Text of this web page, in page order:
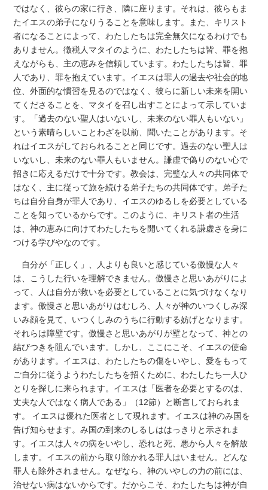
ではなく、彼らの家に行き、隣に座ります。それは、彼らもま
たイエスの弟子になりうることを意味します。また、キリスト
者になることによって、わたしたちは完全無欠になるわけでも
ありません。徴税人マタイのように、わたしたちは皆、罪を抱
えながらも、主の恵みを信頼しています。わたしたちは皆、罪
人であり、罪を抱えています。イエスは罪人の過去や社会的地
位、外面的な慣習を見るのではなく、彼らに新しい未来を開い
てくださることを、マタイを召し出すことによって示していま
す。「過去のない聖人はいないし、未来のない罪人もいない」
という素晴らしいことわざを以前、聞いたことがあります。そ
れはイエスがしておられることと同じです。過去のない聖人は
いないし、未来のない罪人もいません。謙虚で偽りのない心で
招きに応えるだけで十分です。教会は、完璧な人々の共同体で
はなく、主に従って旅を続ける弟子たちの共同体です。弟子た
ちは自分自身が罪人であり、イエスのゆるしを必要としている
ことを知っているからです。このように、キリスト者の生活
は、神の恵みに向けてわたしたちを開いてくれる謙虚さを身に
つける学びやなのです。
自分が「正しく」、人よりも良いと感じている傲慢な人々
は、こうした行いを理解できません。傲慢さと思いあがりによ
って、人は自分が救いを必要としていることに気づけなくなり
ます。傲慢さと思いあがりはむしろ、人々が神のいつくしみ深
いみ顔を見て、いつくしみのうちに行動する妨げとなります。
それらは障壁です。傲慢さと思いあがりが壁となって、神との
結びつきを阻んでいます。しかし、ここにこそ、イエスの使命
があります。イエスは、わたしたちの傷をいやし、愛をもって
ご自分に従うようわたしたちを招くために、わたしたち一人ひ
とりを探しに来られます。イエスは「医者を必要とするのは、
丈夫な人ではなく病人である」（12節）と断言しておられま
す。 イエスは優れた医者として現れます。イエスは神のみ国を
告げ知らせます。み国の到来のしるしははっきりと示されま
す。イエスは人々の病をいやし、恐れと死、悪から人々を解放
します。イエスの前から取り除かれる罪人はいません。どんな
罪人も除外されません。なぜなら、神のいやしの力の前には、
治せない病はないからです。だからこそ、わたしたちは神が自